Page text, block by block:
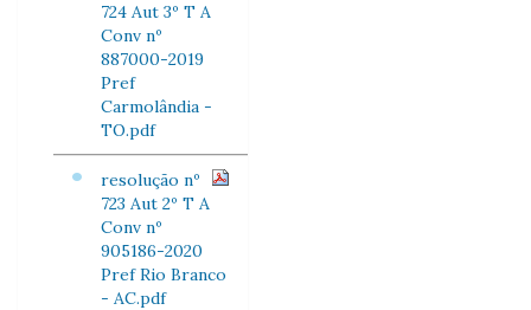
724 Aut 3º T A
Conv nº
887000-2019
Pref
Carmolândia -
TO.pdf
resolução nº
723 Aut 2º T A
Conv nº
905186-2020
Pref Rio Branco
- AC.pdf